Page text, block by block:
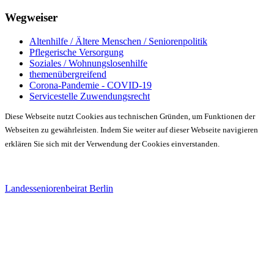
Wegweiser
Altenhilfe / Ältere Menschen / Seniorenpolitik
Pflegerische Versorgung
Soziales / Wohnungslosenhilfe
themenübergreifend
Corona-Pandemie - COVID-19
Servicestelle Zuwendungsrecht
Diese Webseite nutzt Cookies aus technischen Gründen, um Funktionen der
Webseiten zu gewährleisten. Indem Sie weiter auf dieser Webseite navigieren
erklären Sie sich mit der Verwendung der Cookies einverstanden.
Landesseniorenbeirat Berlin